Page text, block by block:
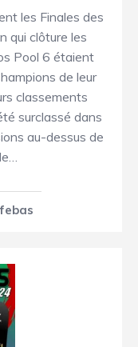
les Finales des
qui clôture les
Pool 6 étaient
de leur
classements
surclassé dans
au-dessus de